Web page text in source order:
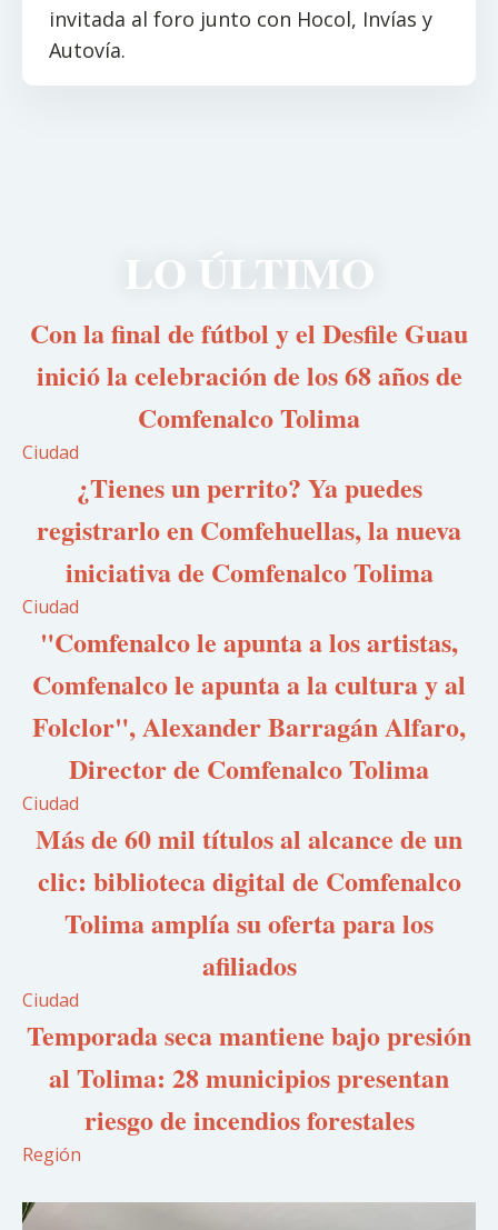
invitada al foro junto con Hocol, Invías y
Autovía.
LO ÚLTIMO
Con la final de fútbol y el Desfile Guau
inició la celebración de los 68 años de
Comfenalco Tolima
Ciudad
¿Tienes un perrito? Ya puedes
registrarlo en Comfehuellas, la nueva
iniciativa de Comfenalco Tolima
Ciudad
"Comfenalco le apunta a los artistas,
Comfenalco le apunta a la cultura y al
Folclor", Alexander Barragán Alfaro,
Director de Comfenalco Tolima
Ciudad
Más de 60 mil títulos al alcance de un
clic: biblioteca digital de Comfenalco
Tolima amplía su oferta para los
afiliados
Ciudad
Temporada seca mantiene bajo presión
al Tolima: 28 municipios presentan
riesgo de incendios forestales
Región